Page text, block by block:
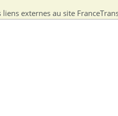
liens externes au site